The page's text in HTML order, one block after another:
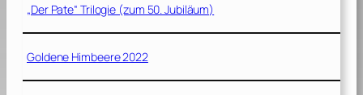
„Der Pate“ Trilogie (zum 50. Jubiläum)
Goldene Himbeere 2022